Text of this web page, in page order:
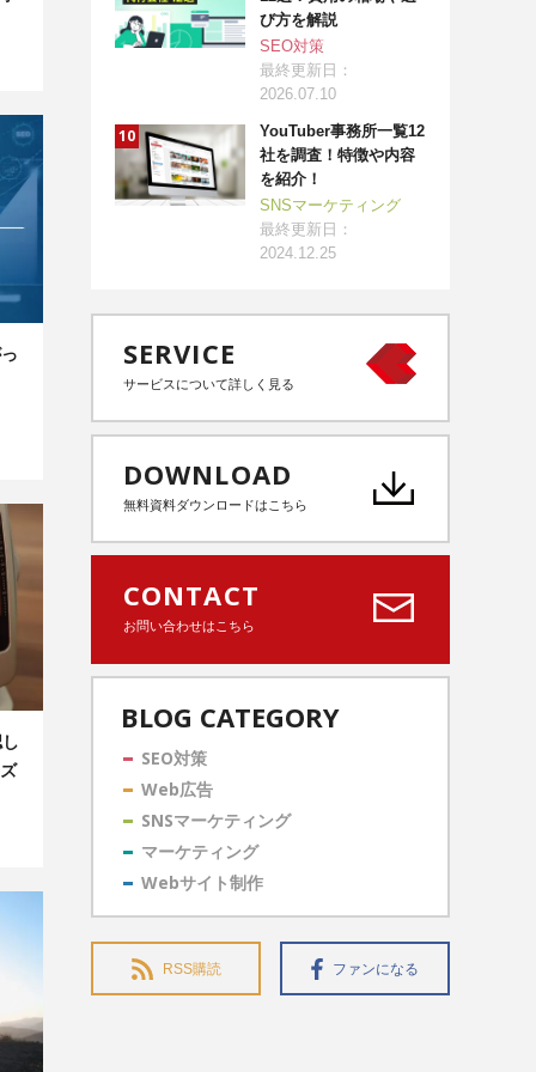
び方を解説
SEO対策
最終更新日：
2026.07.10
YouTuber事務所一覧12
社を調査！特徴や内容
を紹介！
SNSマーケティング
最終更新日：
2024.12.25
SERVICE
サービスについて詳しく見る
DOWNLOAD
無料資料ダウンロードはこちら
CONTACT
お問い合わせはこちら
BLOG CATEGORY
SEO対策
Web広告
SNSマーケティング
マーケティング
Webサイト制作
RSS購読 ファンになる